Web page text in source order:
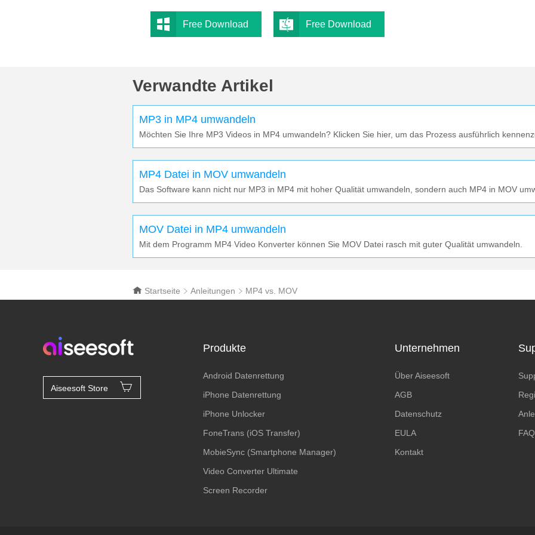
Free Download Free Download
Verwandte Artikel
MP3 in MP4 umwandeln
Möchten Sie Ihre MP3 Videos in MP4 umwandeln? Klicken Sie hier, um das Prozess ausführlich
MP4 Datei in MOV umwandeln
Das Software kann nicht nur MP3 in MP4 mit hoher Qualität umwandeln, sondern auch MP4 in MOV
MOV Datei in MP4 umwandeln
Mit dem Programm MP4 Video Konverter können Sie MOV Datei rasch mit guter Qualität umwandeln.
Startseite Anleitungen MP4 vs. MOV
Aiseesoft Store
Produkte
Android Datenrettung
iPhone Datenrettung
iPhone Unlocker
FoneTrans (iOS Transfer)
MobieSync (Smartphone Manager)
Video Converter Ultimate
Screen Recorder
Unternehmen
Über Aiseesoft
AGB
Datenschutz
EULA
Kontakt